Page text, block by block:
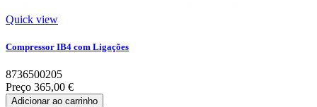
Quick view
Compressor IB4 com Ligações
8736500205
Preço 365,00 €
Adicionar ao carrinho